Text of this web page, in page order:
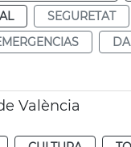
SEGURETAT
València